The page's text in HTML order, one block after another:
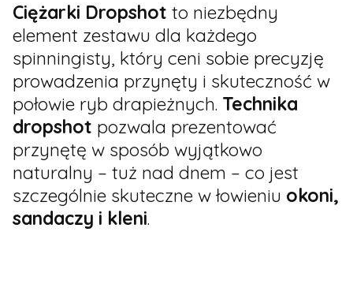
Ciężarki Dropshot to niezbędny
element zestawu dla każdego
spinningisty, który ceni sobie precyzję
prowadzenia przynęty i skuteczność w
połowie ryb drapieżnych. Technika
dropshot pozwala prezentować
przynętę w sposób wyjątkowo
naturalny – tuż nad dnem – co jest
szczególnie skuteczne w łowieniu okoni,
sandaczy i kleni.